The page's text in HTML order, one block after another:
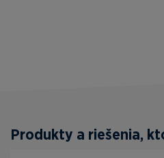
Produkty a riešenia,